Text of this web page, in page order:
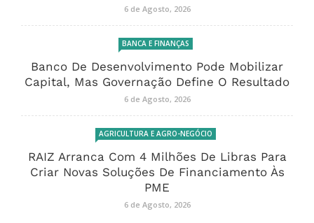
6 de Agosto, 2026
BANCA E FINANÇAS
Banco De Desenvolvimento Pode Mobilizar
Capital, Mas Governação Define O Resultado
6 de Agosto, 2026
AGRICULTURA E AGRO-NEGÓCIO
RAIZ Arranca Com 4 Milhões De Libras Para
Criar Novas Soluções De Financiamento Às
PME
6 de Agosto, 2026